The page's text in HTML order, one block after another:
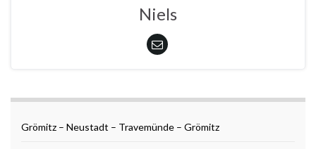
Niels
Grömitz – Neustadt – Travemünde – Grömitz